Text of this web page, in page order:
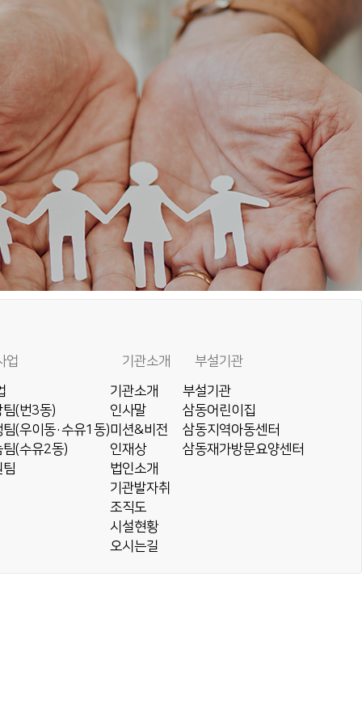
업
팀(번3동)
(우이동·수유1동)
팀(수유2동)
팀
기관소개
기관소개
인사말
미션&비전
인재상
법인소개
기관발자취
조직도
시설현황
오시는길
부설기관
부설기관
삼동어린이집
삼동지역아동센터
삼동재가방문요양센터